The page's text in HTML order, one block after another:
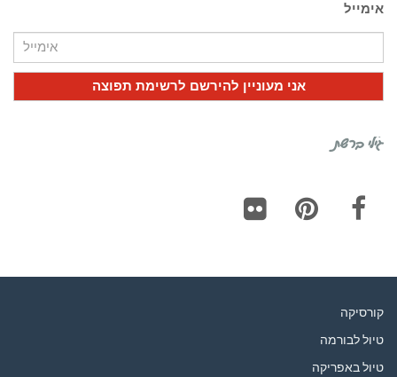
אימייל
גילי ברשת
קורסיקה
טיול לבורמה
טיול באפריקה